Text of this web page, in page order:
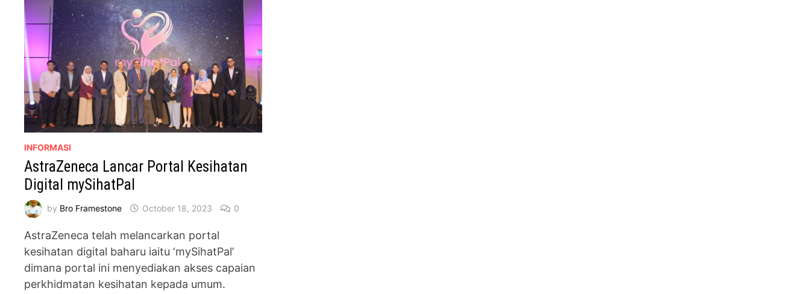
INFORMASI
AstraZeneca Lancar Portal Kesihatan
Digital mySihatPal
by Bro Framestone October 18, 2023 0
AstraZeneca telah melancarkan portal
kesihatan digital baharu iaitu ‘mySihatPal’
dimana portal ini menyediakan akses capaian
perkhidmatan kesihatan kepada umum.